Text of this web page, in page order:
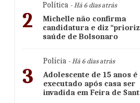
2
Política - Há 6 dias atrás
Michelle não confirma
candidatura e diz
saúde de Bolsonaro
3
Polícia - Há 6 dias atrás
Adolescente de 15 anos é
executado após casa ser
invadida em Feira de